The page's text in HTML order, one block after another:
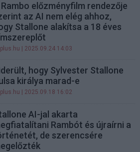
előzményfilm rendezője
az AI nem elég ahhoz,
Stallone alakítsa a 18 éves
| 2025.09.24 14:03
hogy Sylvester Stallone
királya marad-e
| 2025.09.18 16:02
AI-jal akarta
Rambót és újraírni a
de szerencsére